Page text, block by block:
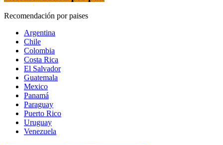
Recomendación por paises
Argentina
Chile
Colombia
Costa Rica
El Salvador
Guatemala
Mexico
Panamá
Paraguay
Puerto Rico
Uruguay
Venezuela